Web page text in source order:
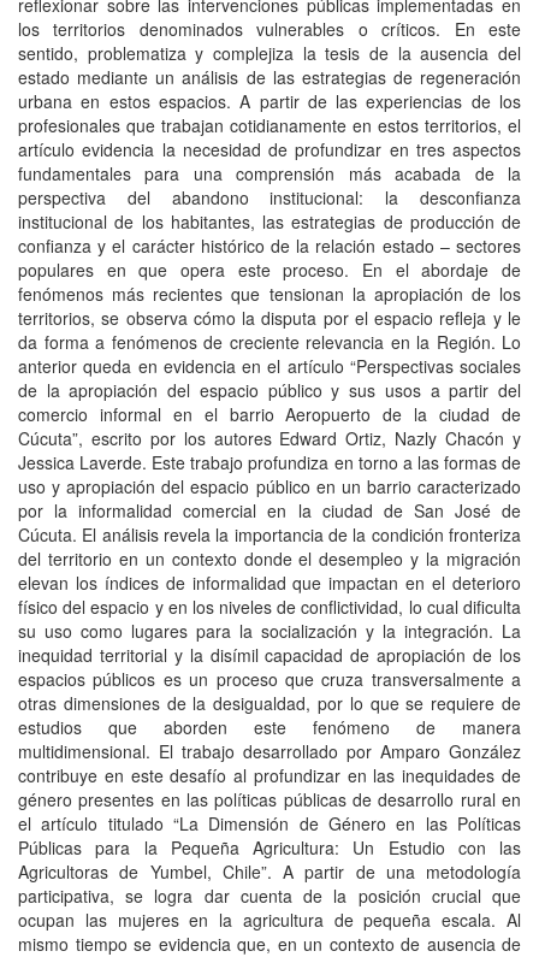
reflexionar sobre las intervenciones públicas implementadas en
los territorios denominados vulnerables o críticos. En este
sentido, problematiza y complejiza la tesis de la ausencia del
estado mediante un análisis de las estrategias de regeneración
urbana en estos espacios. A partir de las experiencias de los
profesionales que trabajan cotidianamente en estos territorios, el
artículo evidencia la necesidad de profundizar en tres aspectos
fundamentales para una comprensión más acabada de la
perspectiva del abandono institucional: la desconfianza
institucional de los habitantes, las estrategias de producción de
confianza y el carácter histórico de la relación estado – sectores
populares en que opera este proceso. En el abordaje de
fenómenos más recientes que tensionan la apropiación de los
territorios, se observa cómo la disputa por el espacio refleja y le
da forma a fenómenos de creciente relevancia en la Región. Lo
anterior queda en evidencia en el artículo “Perspectivas sociales
de la apropiación del espacio público y sus usos a partir del
comercio informal en el barrio Aeropuerto de la ciudad de
Cúcuta”, escrito por los autores Edward Ortiz, Nazly Chacón y
Jessica Laverde. Este trabajo profundiza en torno a las formas de
uso y apropiación del espacio público en un barrio caracterizado
por la informalidad comercial en la ciudad de San José de
Cúcuta. El análisis revela la importancia de la condición fronteriza
del territorio en un contexto donde el desempleo y la migración
elevan los índices de informalidad que impactan en el deterioro
físico del espacio y en los niveles de conflictividad, lo cual dificulta
su uso como lugares para la socialización y la integración. La
inequidad territorial y la disímil capacidad de apropiación de los
espacios públicos es un proceso que cruza transversalmente a
otras dimensiones de la desigualdad, por lo que se requiere de
estudios que aborden este fenómeno de manera
multidimensional. El trabajo desarrollado por Amparo González
contribuye en este desafío al profundizar en las inequidades de
género presentes en las políticas públicas de desarrollo rural en
el artículo titulado “La Dimensión de Género en las Políticas
Públicas para la Pequeña Agricultura: Un Estudio con las
Agricultoras de Yumbel, Chile”. A partir de una metodología
participativa, se logra dar cuenta de la posición crucial que
ocupan las mujeres en la agricultura de pequeña escala. Al
mismo tiempo se evidencia que, en un contexto de ausencia de